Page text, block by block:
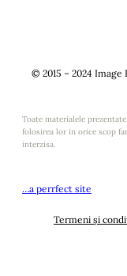
© 2015 – 2024
Toate materialele
folosirea lor in orice scop
interzisa.
…a perrfect site
Termeni și